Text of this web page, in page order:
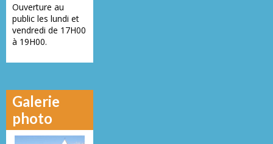
Ouverture au
public les lundi et
vendredi de 17H00
à 19H00.
Galerie
photo